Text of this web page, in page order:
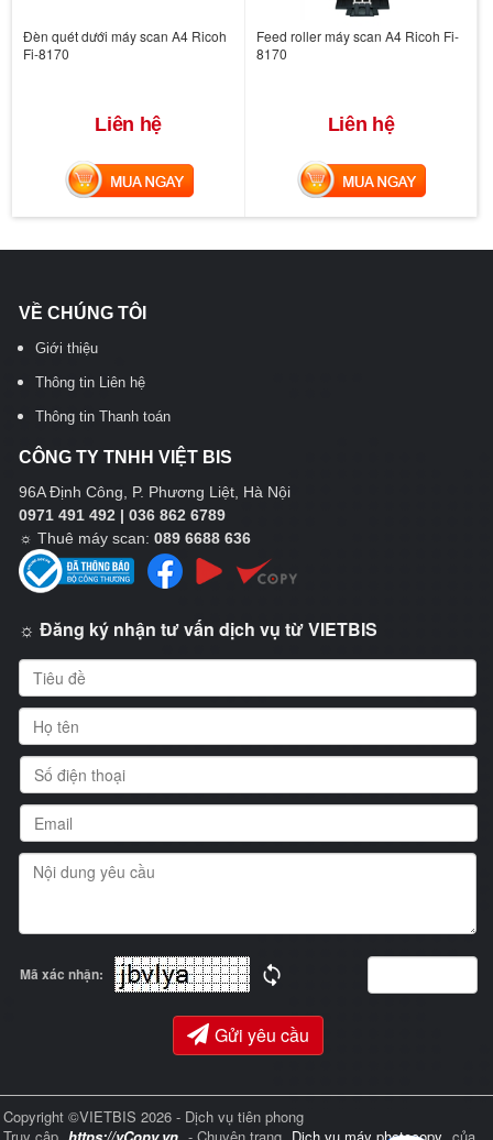
Đèn quét dưới máy scan A4 Ricoh
Fi-8170
Liên hệ
MUA NGAY
Feed roller máy scan A4 Ricoh Fi-
8170
Liên hệ
MUA NGAY
VỀ CHÚNG TÔI
Giới thiệu
Thông tin Liên hệ
Thông tin Thanh toán
CÔNG TY TNHH VIỆT BIS
96A Định Công, P. Phương Liệt, Hà Nội
0971 491 492 | 036 862 6789
☼ Thuê máy scan: 089 6688 636
☼ Đăng ký nhận tư vấn dịch vụ từ VIETBIS
Mã xác nhận:
Gửi yêu cầu
Copyright ©VIETBIS 2026 - Dịch vụ tiên phong